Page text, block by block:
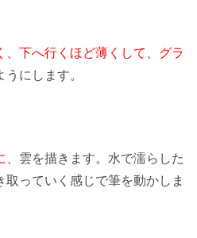
、下へ行くほど薄くして、グラ
うにします。
、雲を描きます。水で濡らした
っていく感じで筆を動かしま